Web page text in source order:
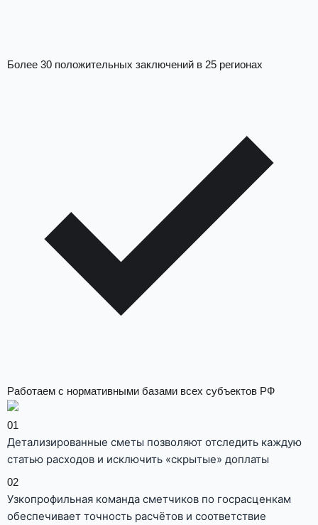
Более 30 положительных заключений в 25 регионах
Работаем с нормативными базами всех субъектов РФ
01
Детализированные сметы позволяют отследить каждую
статью расходов и исключить «скрытые» доплаты
02
Узкопрофильная команда сметчиков по госрасценкам
обеспечивает точность расчётов и соответствие